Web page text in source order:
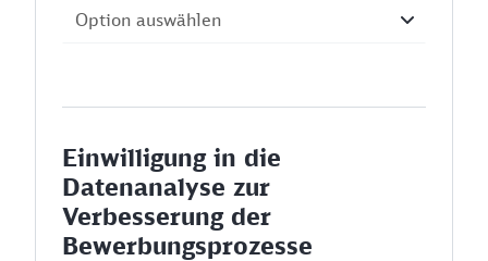
Einwilligung in die
Datenanalyse zur
Verbesserung der
Bewerbungsprozesse